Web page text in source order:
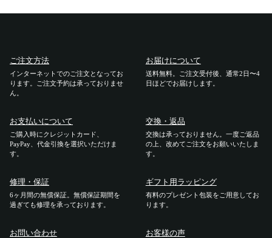
お届けについて
お支払いについて
交換・返品
修理 ・保証
ギフト用ラッピング
ご注文方法
インターネットでのご注文となってお
ります。ご注文予約は承っておりませ
ん。
お届けについて
送料無料。ご注文受付後、通常2日〜4
日ほどでお届けします。
お支払いについて
ご購入時にクレジットカード、
PayPay、代金引換を選択いただけま
す。
交換・返品
交換は承っておりません。一度ご返品
の上、改めてご注文をお願いいたしま
す。
修理・保証
6ヶ月間の無償保証。無償保証期間を
過ぎても修理を承っております。
ギフト用ラッピング
有料のプレゼント包装をご用意してお
ります。
お問い合わせ お客様の声